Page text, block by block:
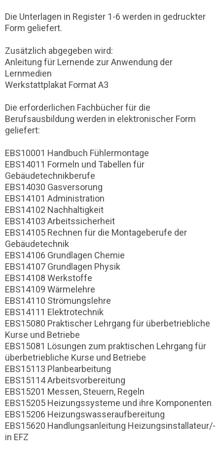
Die Unterlagen in Register 1-6 werden in gedruckter
Form geliefert.
Zusätzlich abgegeben wird:
Anleitung für Lernende zur Anwendung der
Lernmedien
Werkstattplakat Format A3
Die erforderlichen Fachbücher für die
Berufsausbildung werden in elektronischer Form
geliefert:
EBS10001 Handbuch Fühlermontage
EBS14011 Formeln und Tabellen für
Gebäudetechnikberufe
EBS14030 Gasversorung
EBS14101 Administration
EBS14102 Nachhaltigkeit
EBS14103 Arbeitssicherheit
EBS14105 Rechnen für die Montageberufe der
Gebäudetechnik
EBS14106 Grundlagen Chemie
EBS14107 Grundlagen Physik
EBS14108 Werkstoffe
EBS14109 Wärmelehre
EBS14110 Strömungslehre
EBS14111 Elektrotechnik
EBS15080 Praktischer Lehrgang für überbetriebliche
Kurse und Betriebe
EBS15081 Lösungen zum praktischen Lehrgang für
überbetriebliche Kurse und Betriebe
EBS15113 Planbearbeitung
EBS15114 Arbeitsvorbereitung
EBS15201 Messen, Steuern, Regeln
EBS15205 Heizungssysteme und ihre Komponenten
EBS15206 Heizungswasseraufbereitung
EBS15620 Handlungsanleitung Heizungsinstallateur/-
in EFZ